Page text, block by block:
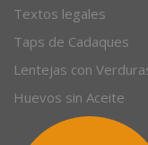
Textos legales
Taps de Cadaques
Lentejas con
Huevos sin Aceite